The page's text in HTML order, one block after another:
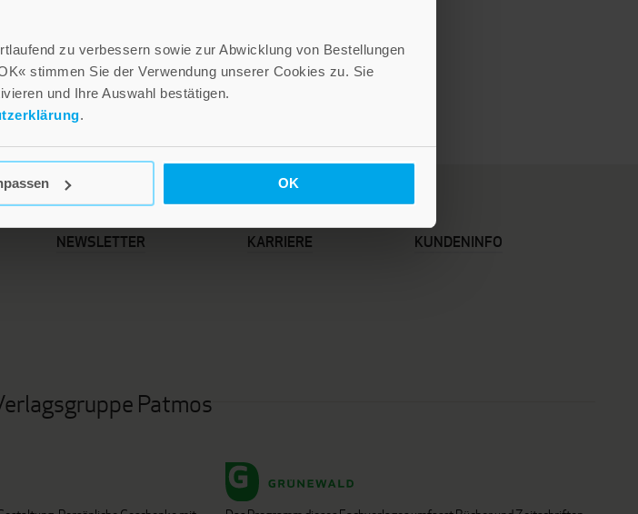
zu verbessern sowie zur Abwicklung von Bestellungen
stimmen Sie der Verwendung unserer Cookies zu. Sie
und Ihre Auswahl bestätigen.
.
OK
NEWSLETTER KARRIERE KUNDENINFO
Patmos